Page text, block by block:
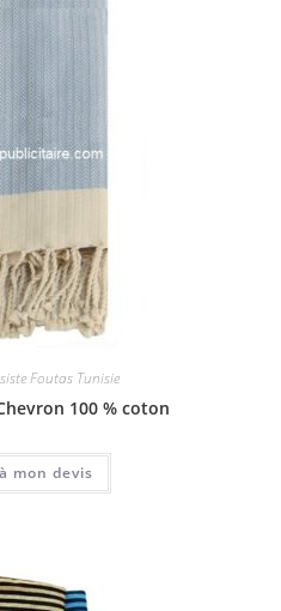
Foutas Tunisie
100 % coton
mon devis